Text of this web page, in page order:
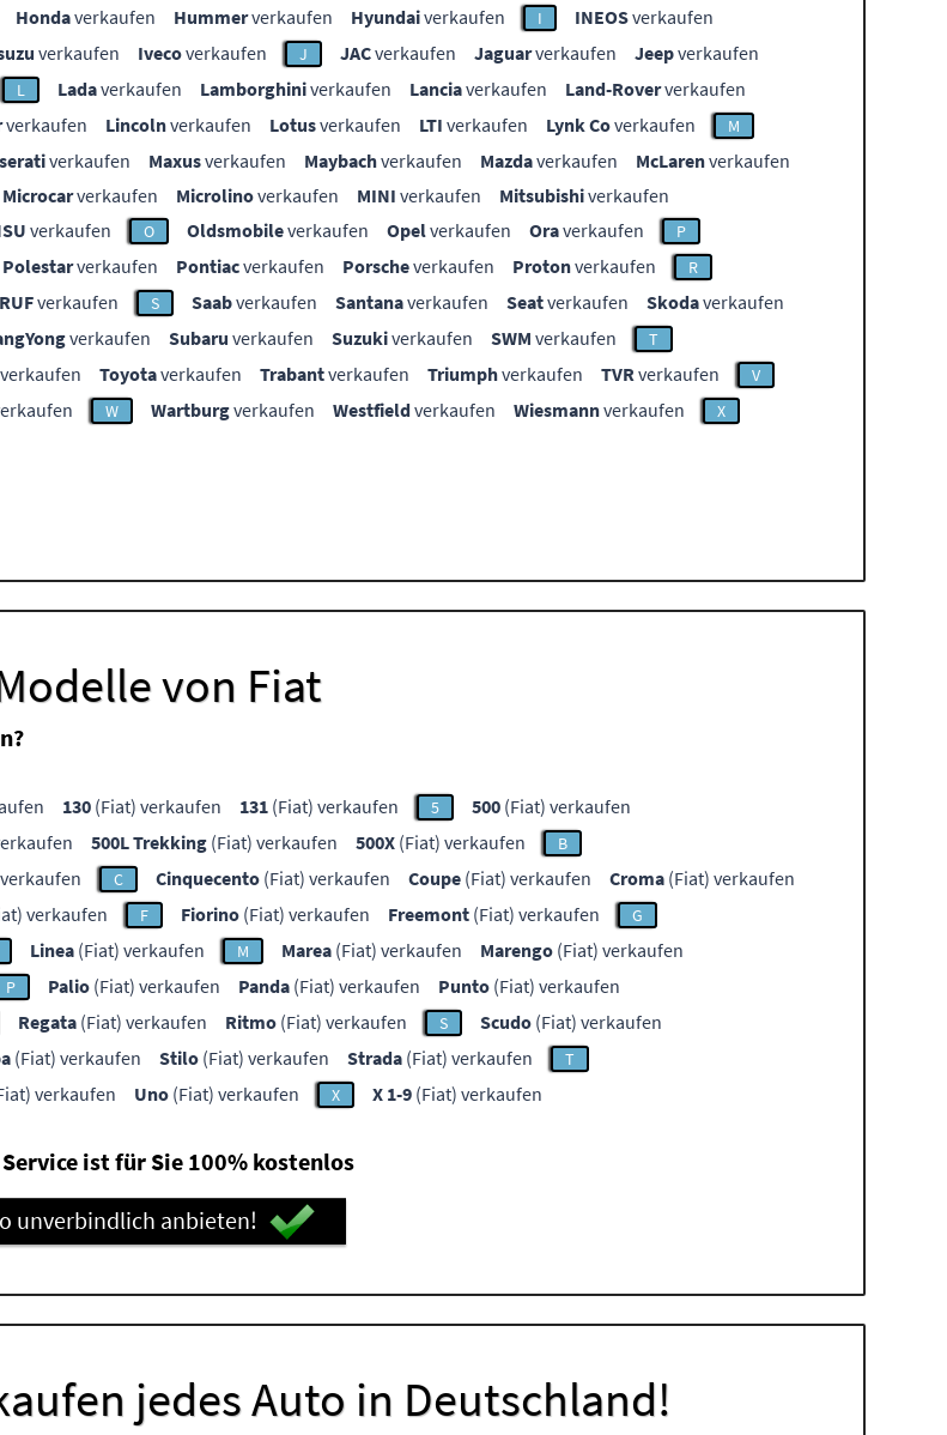
Hondaverkaufen Hummerverkaufen Hyundaiverkaufen I INEOSverkaufen
verkaufen Ivecoverkaufen J JACverkaufen Jaguarverkaufen Jeepverkaufen
L Ladaverkaufen Lamborghiniverkaufen Lanciaverkaufen Land-Roververkaufen
verkaufen Lincolnverkaufen Lotusverkaufen LTI verkaufen Lynk Coverkaufen M
verkaufen Maxusverkaufen Maybachverkaufen Mazdaverkaufen McLarenverkaufen
Microcarverkaufen Microlinoverkaufen MINI verkaufen Mitsubishiverkaufen
verkaufen O Oldsmobileverkaufen Opelverkaufen Oraverkaufen P
Polestarverkaufen Pontiacverkaufen Porscheverkaufen Protonverkaufen R
RUFverkaufen S Saabverkaufen Santanaverkaufen Seatverkaufen Skodaverkaufen
verkaufen Subaru verkaufen Suzukiverkaufen SWM verkaufen T
verkaufen Toyotaverkaufen Trabantverkaufen Triumphverkaufen TVRverkaufen V
W Wartburgverkaufen Westfieldverkaufen Wiesmannverkaufen X
von Fiat
130 (Fiat) verkaufen 131 (Fiat) verkaufen 5 500 (Fiat) verkaufen
500L Trekking (Fiat) verkaufen 500X (Fiat) verkaufen B
C Cinquecento (Fiat) verkaufen Coupe (Fiat) verkaufen Croma (Fiat) verkaufen
verkaufen F Fiorino (Fiat) verkaufen Freemont (Fiat) verkaufen G
Linea (Fiat) verkaufen M Marea (Fiat) verkaufen Marengo (Fiat) verkaufen
P Palio (Fiat) verkaufen Panda (Fiat) verkaufen Punto (Fiat) verkaufen
Regata (Fiat) verkaufen Ritmo (Fiat) verkaufen S Scudo (Fiat) verkaufen
(Fiat) verkaufen Stilo (Fiat) verkaufen Strada (Fiat) verkaufen T
verkaufen Uno (Fiat) verkaufen X X 1-9 (Fiat) verkaufen
ist für Sie 100% kostenlos
unverbindlich anbieten!
jedes Auto in Deutschland!